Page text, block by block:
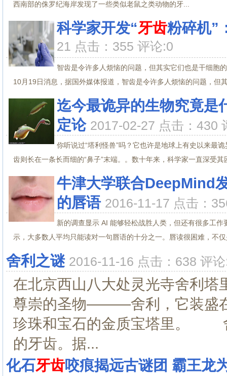
西南部的侏罗纪海岸发现了一些类似老鼠之类动物的牙...
科学家开发“牙齿粉碎机”
21 点击：355 评论:0
智齿是令许多人烦恼的问题，但其实它们也是干细
10月19日消息，据国外媒体报道，智齿是令许多人烦恼的问题，但
迄今最诡异的生物究竟是
定论 2017-02-27 点击：430
你听说过“塔利怪兽”吗？它也许是地球上有史以来最
齿则长在一条长而细的“鼻子”末端。。数十年来，科学家一直深
牛津大学联合DeepMind
的唇语 2016-11-17 点击：
新的调查显示 AI 能够轻松战胜人类，但还有很多
示，大多数人平均只能读对一句唇语的十分之一。唇读很困难，不
舍利之谜 2016-11-16 点击：638 评
在北京西山八大处灵光寺舍利塔
尊崇的圣物———舍利，它装盛
珍珠和宝石的金质宝塔里。
的牙齿。据...
化石牙齿咬痕揭远古谜团 霸王龙